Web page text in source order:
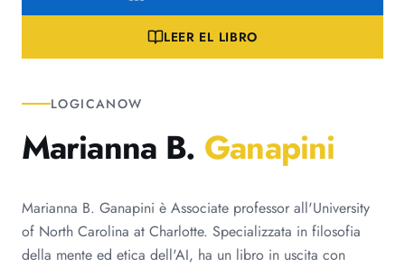
LEER EL LIBRO
LOGICANOW
Marianna B. Ganapini
Marianna B. Ganapini è Associate professor all'University
of North Carolina at Charlotte. Specializzata in filosofia
della mente ed etica dell'AI, ha un libro in uscita con